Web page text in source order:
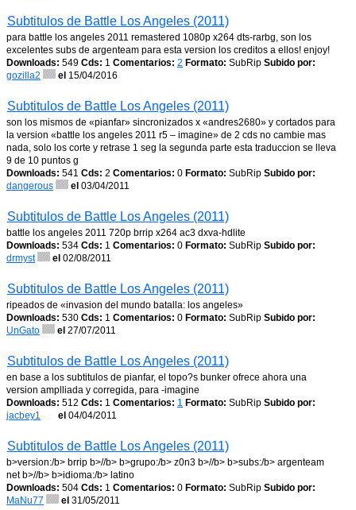
Subtitulos de Battle Los Angeles (2011)
para battle los angeles 2011 remastered 1080p x264 dts-rarbg, son los
excelentes subs de argenteam para esta version los creditos a ellos! enjoy!
Downloads: 549 Cds: 1 Comentarios: 2 Formato: SubRip Subido por:
gozilla2
el 15/04/2016
Subtitulos de Battle Los Angeles (2011)
son los mismos de «pianfar» sincronizados x «andres2680» y cortados para
la version «battle los angeles 2011 r5 – imagine» de 2 cds no cambie mas
nada, solo los corte y retrase 1 seg la segunda parte esta traduccion se lleva
9 de 10 puntos g
Downloads: 541 Cds: 2 Comentarios: 0 Formato: SubRip Subido por:
dangerous
el 03/04/2011
Subtitulos de Battle Los Angeles (2011)
battle los angeles 2011 720p brrip x264 ac3 dxva-hdlite
Downloads: 534 Cds: 1 Comentarios: 0 Formato: SubRip Subido por:
drmyst
el 02/08/2011
Subtitulos de Battle Los Angeles (2011)
ripeados de «invasion del mundo batalla: los angeles»
Downloads: 530 Cds: 1 Comentarios: 0 Formato: SubRip Subido por:
UnGato
el 27/07/2011
Subtitulos de Battle Los Angeles (2011)
en base a los subtitulos de pianfar, el topo?s bunker ofrece ahora una
version amplliada y corregida, para -imagine
Downloads: 512 Cds: 1 Comentarios: 1 Formato: SubRip Subido por:
jacbey1
el 04/04/2011
Subtitulos de Battle Los Angeles (2011)
b>version:/b> brrip b>//b> b>grupo:/b> z0n3 b>//b> b>subs:/b> argenteam
net b>//b> b>idioma:/b> latino
Downloads: 504 Cds: 1 Comentarios: 0 Formato: SubRip Subido por:
MaNu77
el 31/05/2011